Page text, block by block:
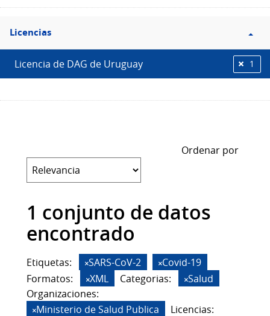
Filtro
Licencias
Licencias
Licencia de DAG de Uruguay 1
Ordenar por
1 conjunto de datos
encontrado
Etiquetas: SARS-CoV-2
Covid-19
Formatos:
XML Categorias:
Salud
Organizaciones:
Ministerio de Salud Publica
Licencias: